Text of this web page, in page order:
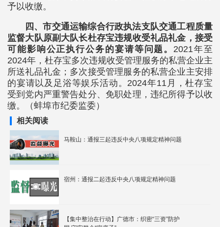
予以收缴。
四、市交通运输综合行政执法支队交通工程质量
监督大队原副大队长杜存宝违规收受礼品礼金，接受
可能影响公正执行公务的宴请等问题。 2021年至
2024年，杜存宝多次违规收受管理服务的私营企业主
所送礼品礼金；多次接受管理服务的私营企业主安排
的宴请以及足浴等娱乐活动。2024年11月，杜存宝
受到党内严重警告处分、免职处理，违纪所得予以收
缴。（蚌埠市纪委监委）
相关阅读
马鞍山：通报三起违反中央八项规定精神问题
宿州：通报二起违反中央八项规定精神问题
【集中整治在行动】广德市：织密“三资”防护